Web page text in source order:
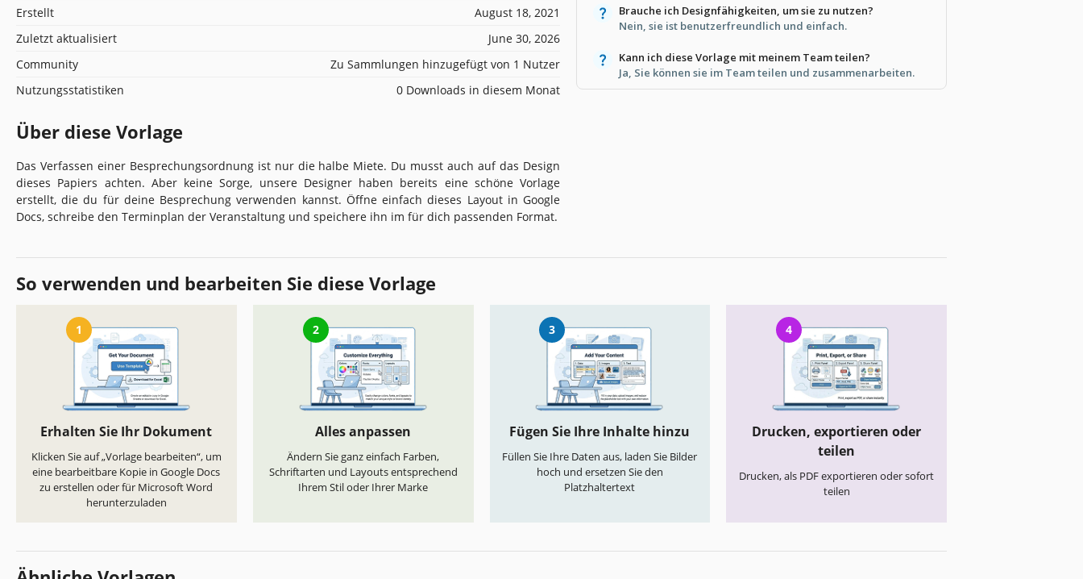
Erstellt
August 18, 2021
Zuletzt aktualisiert
June 30, 2026
Community
Zu Sammlungen hinzugefügt von 1 Nutzer
Nutzungsstatistiken
0 Downloads in diesem Monat
Über diese Vorlage
Das Verfassen einer Besprechungsordnung ist nur die halbe Miete. Du musst auch auf das Design
dieses Papiers achten. Aber keine Sorge, unsere Designer haben bereits eine schöne Vorlage
erstellt, die du für deine Besprechung verwenden kannst. Öffne einfach dieses Layout in Google
Docs, schreibe den Terminplan der Veranstaltung und speichere ihn im für dich passenden Format.
Brauche ich Designfähigkeiten, um sie zu nutzen?
Nein, sie ist benutzerfreundlich und einfach.
Kann ich diese Vorlage mit meinem Team teilen?
Ja, Sie können sie im Team teilen und zusammenarbeiten.
So verwenden und bearbeiten Sie diese Vorlage
1
Erhalten Sie Ihr Dokument
Klicken Sie auf „Vorlage bearbeiten“, um
eine bearbeitbare Kopie in Google Docs
zu erstellen oder für Microsoft Word
herunterzuladen
2
Alles anpassen
Ändern Sie ganz einfach Farben,
Schriftarten und Layouts entsprechend
Ihrem Stil oder Ihrer Marke
3
Fügen Sie Ihre Inhalte hinzu
Füllen Sie Ihre Daten aus, laden Sie Bilder
hoch und ersetzen Sie den
Platzhaltertext
4
Drucken, exportieren oder
teilen
Drucken, als PDF exportieren oder sofort
teilen